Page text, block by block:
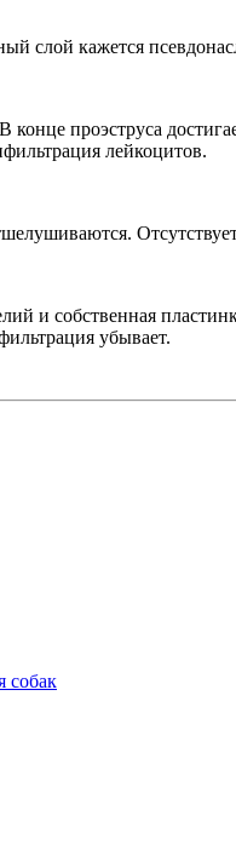
слой кажется
конце проэструса
лейкоцитов.
и собственная
убывает.
собак